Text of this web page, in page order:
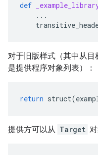
def
...
对于旧版样式（其中从目
是提供程序对象列表）：
return struct(
提供方可以从 Target